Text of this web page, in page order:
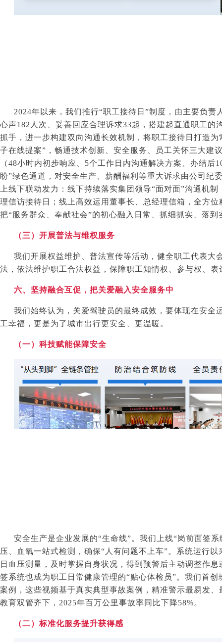
2024年以来，我们推行“职工接待日”制度，由主要负责
心声182 人次、妥善回应合理诉求33起，搭建起直通职工的
抓手，进一步构建双向沟通长效机制，将职工接待日打造
子在线提案”，畅通技术创新、安全服务、员工关怀三大建
（48小时内初步响应、 5个工作日内沟通解决方案、办结后
盼”绿色通道，对安全生产、薪酬福利等重大诉求由公司纪
上线下联动发力：线下持续落实集团领导“面对面”沟通机
理信访接待日；线上高效运用董事长、总经理信箱，全方
把“服务群众、奉献社会”的初心融入日常、抓细抓实、落到
（三）开展普法与维权服务
我们开展权益维护、普法宣传等活动，健全职工代表大
法，依法维护职工合法权益，保障职工知情权、参与权、表
六、坚持融合互促，把关爱融入安全服务中
我们始终认为，关爱驾驶员的最终成效，要体现在安全
工幸福，更是为了城市出行更安全、更温暖。
（一）科技赋能保障安全
安全生产是企业发展的“生命线”。我们上线“岗前面签
压、血氧一站式检测，确保“人有问题不上车”。系统运行
日血压测量，及时掌握自身状况，得到预警后主动调整作
签系统也成为职工日常健康管理的“贴心体检员”。我们首
案例，这些视频基于真实典型事故案例，精准警示最易发
教育双管齐下， 2025年百万公里事故率同比下降58%。
（二）标准化服务提升获得感